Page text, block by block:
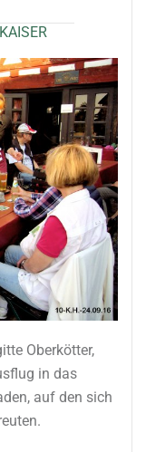
Oberkötter,
in das
auf den sich